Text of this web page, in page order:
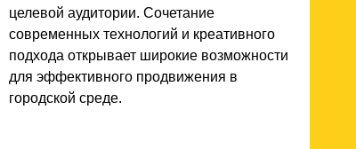
целевой аудитории. Сочетание
современных технологий и креативного
подхода открывает широкие возможности
для эффективного продвижения в
городской среде.